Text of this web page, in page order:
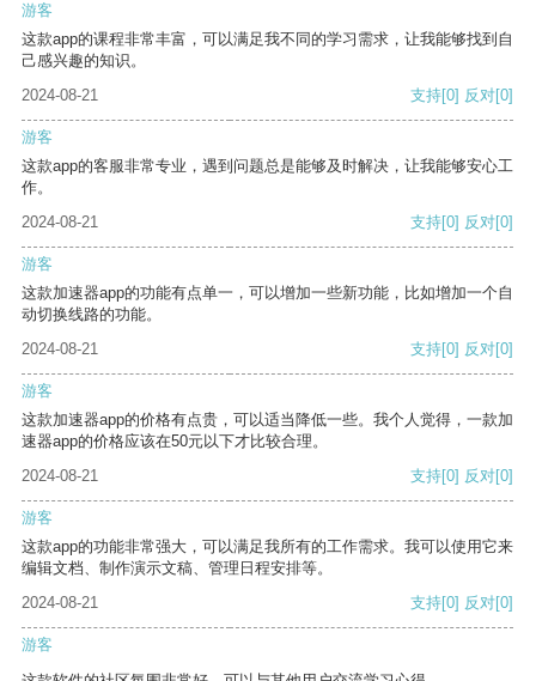
游客
这款app的课程非常丰富，可以满足我不同的学习需求，让我能够找到自
己感兴趣的知识。
2024-08-21
支持[0] 反对[0]
游客
这款app的客服非常专业，遇到问题总是能够及时解决，让我能够安心工
作。
2024-08-21
支持[0] 反对[0]
游客
这款加速器app的功能有点单一，可以增加一些新功能，比如增加一个自
动切换线路的功能。
2024-08-21
支持[0] 反对[0]
游客
这款加速器app的价格有点贵，可以适当降低一些。我个人觉得，一款加
速器app的价格应该在50元以下才比较合理。
2024-08-21
支持[0] 反对[0]
游客
这款app的功能非常强大，可以满足我所有的工作需求。我可以使用它来
编辑文档、制作演示文稿、管理日程安排等。
2024-08-21
支持[0] 反对[0]
游客